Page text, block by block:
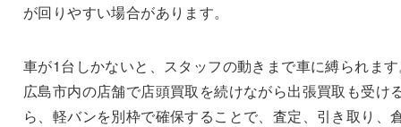
が回りやすい場合があります。
車が1台しかないと、スタッフの動きまで車に縛られま
広島市内の店舗で店頭買取を続けながら出張買取も受け
ら、軽バンを別枠で確保することで、査定、引き取り、